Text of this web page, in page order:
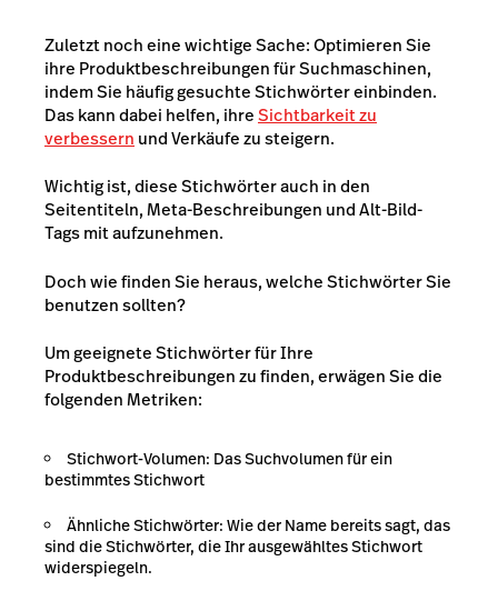
Zuletzt noch eine wichtige Sache: Optimieren Sie
ihre Produktbeschreibungen für Suchmaschinen,
indem Sie häufig gesuchte Stichwörter einbinden.
Das kann dabei helfen, ihreSichtbarkeit zu
verbessern und Verkäufe zu steigern.
Wichtig ist, diese Stichwörter auch in den
Seitentiteln, Meta-Beschreibungen und Alt-Bild-
Tags mit aufzunehmen.
Doch wie finden Sie heraus, welche Stichwörter Sie
benutzen sollten?
Um geeignete Stichwörter für Ihre
Produktbeschreibungen zu finden, erwägen Sie die
folgenden Metriken:
Stichwort-Volumen: Das Suchvolumen für ein
bestimmtes Stichwort
Ähnliche Stichwörter: Wie der Name bereits sagt, das
sind die Stichwörter, die Ihr ausgewähltes Stichwort
widerspiegeln.